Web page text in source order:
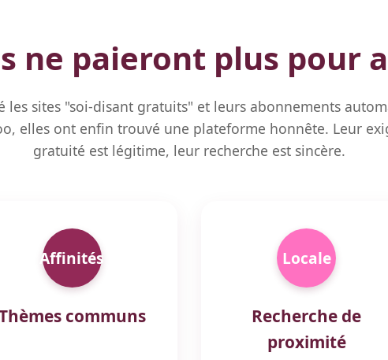
ne paieront plus pour
les sites "soi-disant gratuits" et leurs abonnements
elles ont enfin trouvé une plateforme honnête. Leur
gratuité est légitime, leur recherche est sincère.
Affinités
communs
Locale
Recherche de
proximité